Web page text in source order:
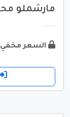
مارشملو محشي
.......
السعر مخفي